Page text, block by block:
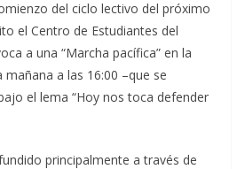
del ciclo lectivo del próximo
el Centro de Estudiantes del
a una “Marcha pacífica” en la
mañana a las 16:00 –que se
el lema “Hoy nos toca defender
principalmente a través de